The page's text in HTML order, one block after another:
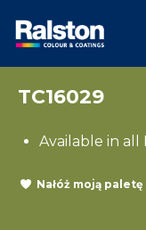
TC16029
Available in
Nałóż moją